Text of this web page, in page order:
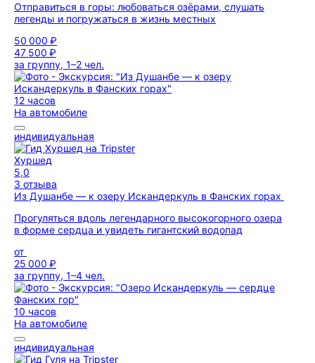
Отправиться в горы: любоваться озёрами, слушать
легенды и погружаться в жизнь местных
50 000 ₽
47 500 ₽
за группу, 1–2 чел.
12 часов
На автомобиле
индивидуальная
Хуршед
5,0
3 отзыва
Из Душанбе — к озеру Искандеркуль в Фанских горах
Прогуляться вдоль легендарного высокогорного озера
в форме сердца и увидеть гигантский водопад
от
25 000 ₽
за группу, 1–4 чел.
10 часов
На автомобиле
индивидуальная